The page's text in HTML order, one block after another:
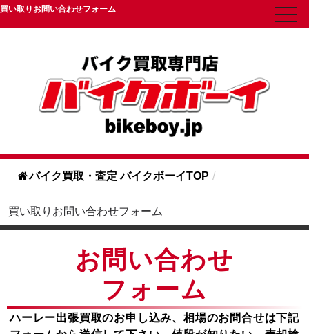
toggle
買い取りお問い合わせフォーム
バイク買取・査定 バイクボーイTOP /
買い取りお問い合わせフォーム
お問い合わせ
フォーム
ハーレー出張買取のお申し込み、相場のお問合せは下記